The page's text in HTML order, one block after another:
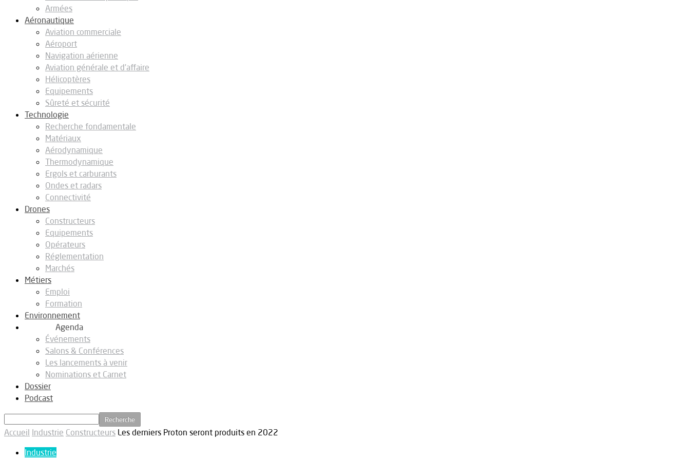
Armées
Aéronautique
Aviation commerciale
Aéroport
Navigation aérienne
Aviation générale et d’affaire
Hélicoptères
Equipements
Sûreté et sécurité
Technologie
Recherche fondamentale
Matériaux
Aérodynamique
Thermodynamique
Ergols et carburants
Ondes et radars
Connectivité
Drones
Constructeurs
Equipements
Opérateurs
Réglementation
Marchés
Métiers
Emploi
Formation
Environnement
Agenda
Événements
Salons & Conférences
Les lancements à venir
Nominations et Carnet
Dossier
Podcast
Accueil Industrie Constructeurs Les derniers Proton seront produits en 2022
Industrie